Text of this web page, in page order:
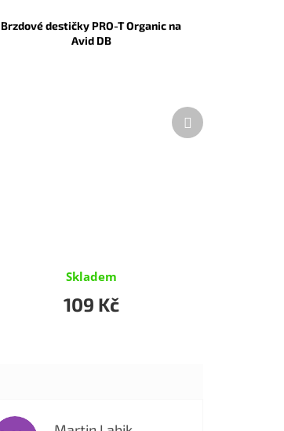
Brzdové destičky PRO-T Organic na
Avid DB
Skladem
109 Kč
Další
produkt